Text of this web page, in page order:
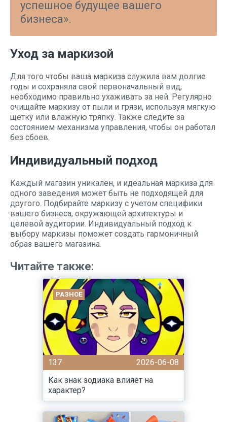
успешное будущее вашего
бизнеса».
Уход за маркизой
Для того чтобы ваша маркиза служила вам долгие
годы и сохраняла свой первоначальный вид,
необходимо правильно ухаживать за ней. Регулярно
очищайте маркизу от пыли и грязи, используя мягкую
щетку или влажную тряпку. Также следите за
состоянием механизма управления, чтобы он работал
без сбоев.
Индивидуальный подход
Каждый магазин уникален, и идеальная маркиза для
одного заведения может быть не подходящей для
другого. Подбирайте маркизу с учетом специфики
вашего бизнеса, окружающей архитектуры и
целевой аудитории. Индивидуальный подход к
выбору маркизы поможет создать гармоничный
образ вашего магазина.
Читайте также:
РАЗНОЕ
137
2026-06-08
Как знак зодиака влияет на
характер?